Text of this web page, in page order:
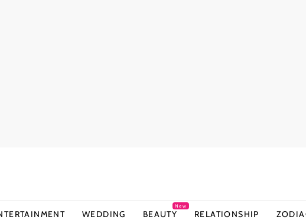
WEDDING BEAUTY
New
RELATIONSHIP